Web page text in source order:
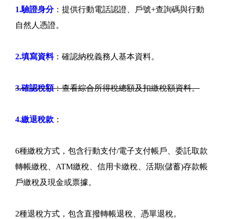
1.驗證身分：提供行動電話認證、戶號+查詢碼與行動
自然人憑證。
2.填寫資料：確認納稅義務人基本資料。
3.確認稅額：查看綜合所得稅總額及扣繳稅額資料。
4.繳退稅款 ：
6種繳稅方式，包含行動支付/電子支付帳戶、委託取款
轉帳繳稅、ATM繳稅、信用卡繳稅、活期(儲蓄)存款帳
戶繳稅及現金或票據。
2種退稅方式，包含直撥轉帳退稅、憑單退稅。